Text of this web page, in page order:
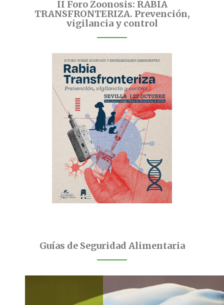
II Foro Zoonosis: RABIA
TRANSFRONTERIZA. Prevención,
vigilancia y control
Guías de Seguridad Alimentaria